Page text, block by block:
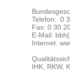
Telefon: 0
Fax: 0 30
E-Mail:
Internet:
IHK, RKW,